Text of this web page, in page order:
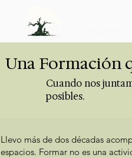
Una Formación
Cuando nos
posibles.
Llevo más de dos décadas
espacios. Formar no es una